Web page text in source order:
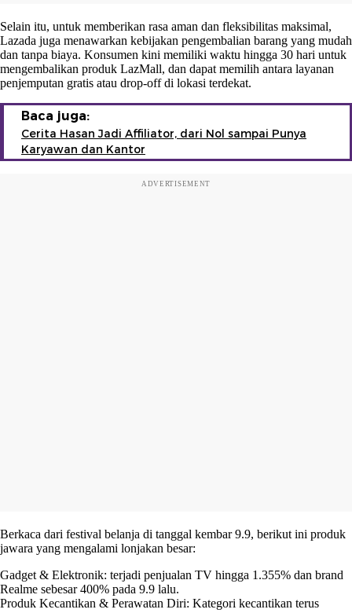
Selain itu, untuk memberikan rasa aman dan fleksibilitas maksimal,
Lazada juga menawarkan kebijakan pengembalian barang yang mudah
dan tanpa biaya. Konsumen kini memiliki waktu hingga 30 hari untuk
mengembalikan produk LazMall, dan dapat memilih antara layanan
penjemputan gratis atau drop-off di lokasi terdekat.
Baca juga:
Cerita Hasan Jadi Affiliator, dari Nol sampai Punya
Karyawan dan Kantor
ADVERTISEMENT
Berkaca dari festival belanja di tanggal kembar 9.9, berikut ini produk
jawara yang mengalami lonjakan besar:
Gadget & Elektronik: terjadi penjualan TV hingga 1.355% dan brand
Realme sebesar 400% pada 9.9 lalu.
Produk Kecantikan & Perawatan Diri: Kategori kecantikan terus